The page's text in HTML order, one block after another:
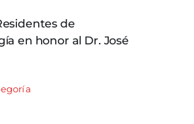
de
en honor al Dr. José